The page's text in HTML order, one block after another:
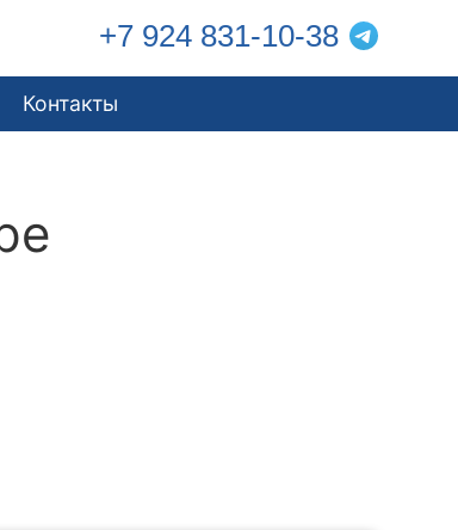
+7 924 831-10-38
Контакты